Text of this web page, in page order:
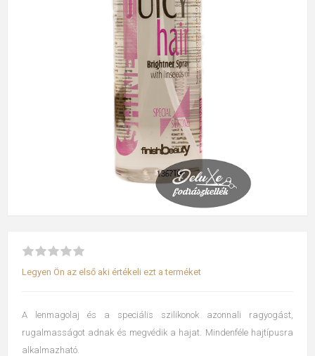
Legyen Ön az első aki értékeli ezt a terméket
A lenmagolaj és a speciális szilikonok azonnali ragyogást,
rugalmasságot adnak és megvédik a hajat. Mindenféle hajtípusra
alkalmazható.